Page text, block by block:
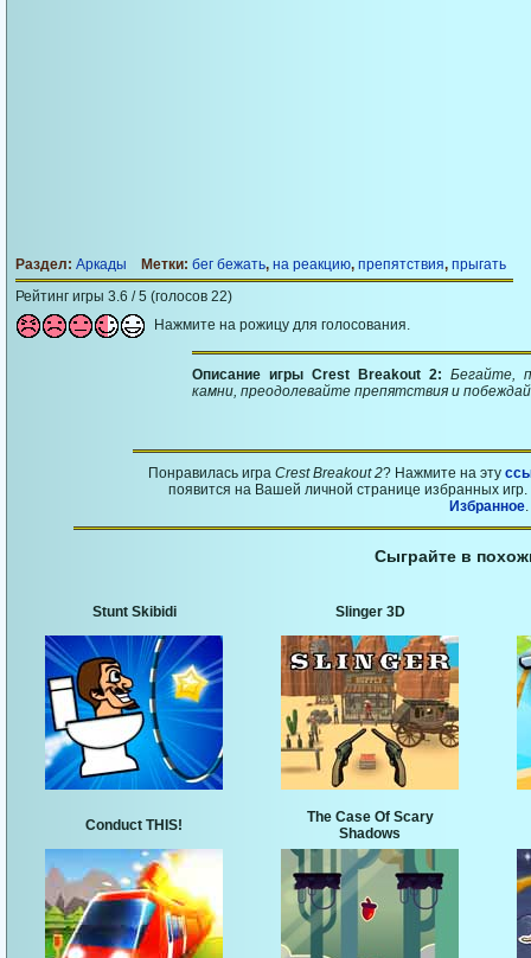
Раздел: Аркады Метки: бег бежать, на реакцию, препятствия, прыгать
Рейтинг игры 3.6 / 5 (голосов 22)
Нажмите на рожицу для голосования.
Описание игры Crest Breakout 2: Бегайте,
камни, преодолевайте препятствия и
Понравилась игра Crest Breakout 2? Нажмите на эту
появится на Вашей личной странице избранных
Избранное.
Сыграйте в
Stunt Skibidi Slinger 3D
Conduct THIS!
The Case Of Scary
Shadows